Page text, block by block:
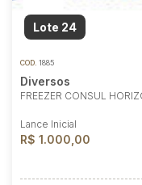
Lote 24
COD. 1885
Diversos
FREEZER CONSUL
Lance Inicial
R$ 1.000,00